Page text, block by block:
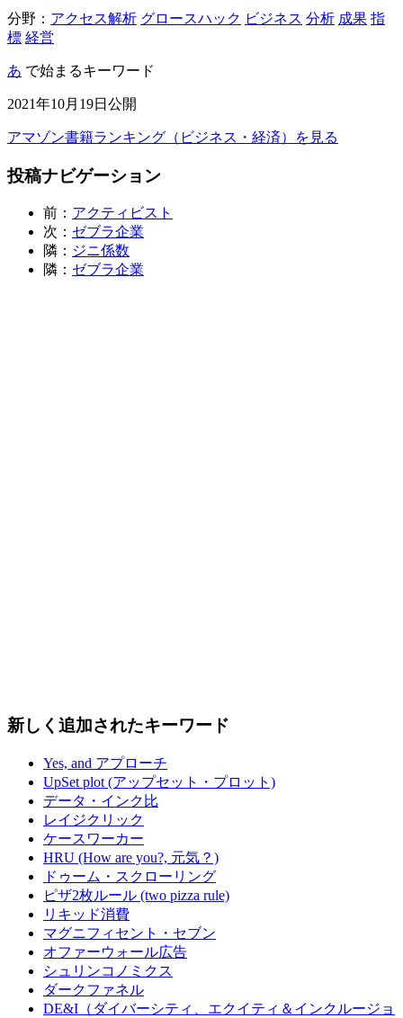
分野： アクセス解析 グロースハック ビジネス 分析 成果 指
標 経営
あ で始まるキーワード
2021年10月19日公開
アマゾン書籍ランキング（ビジネス・経済）を見る
投稿ナビゲーション
前： アクティビスト
次： ゼブラ企業
隣： ジニ係数
隣： ゼブラ企業
新しく追加されたキーワード
Yes, and アプローチ
UpSet plot (アップセット・プロット)
データ・インク比
レイジクリック
ケースワーカー
HRU (How are you?, 元気？)
ドゥーム・スクローリング
ピザ2枚ルール (two pizza rule)
リキッド消費
マグニフィセント・セブン
オファーウォール広告
シュリンコノミクス
ダークファネル
DE&I（ダイバーシティ、エクイティ＆インクルージョ